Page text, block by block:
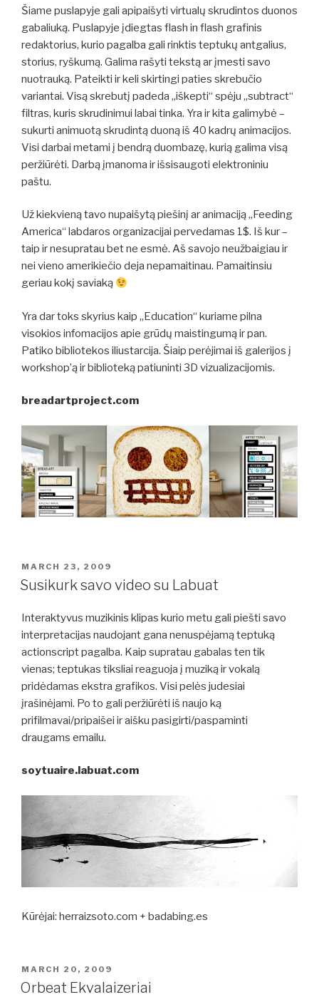
Šiame puslapyje gali apipaišyti virtualų skrudintos duonos
gabaliuką. Puslapyje įdiegtas flash in flash grafinis
redaktorius, kurio pagalba gali rinktis teptukų antgalius,
storius, ryškumą. Galima rašyti tekstą ar įmesti savo
nuotrauką. Pateikti ir keli skirtingi paties skrebučio
variantai. Visą skrebutį padeda „iškepti“ spėju „subtract“
filtras, kuris skrudinimui labai tinka. Yra ir kita galimybė –
sukurti animuotą skrudintą duoną iš 40 kadrų animacijos.
Visi darbai metami į bendrą duombazę, kurią galima visą
peržiūrėti. Darbą įmanoma ir išsisaugoti elektroniniu
paštu.
Už kiekvieną tavo nupaišytą piešinį ar animaciją „Feeding
America“ labdaros organizacijai pervedamas 1$. Iš kur –
taip ir nesupratau bet ne esmė. Aš savojo neužbaigiau ir
nei vieno amerikiečio deja nepamaitinau. Pamaitinsiu
geriau kokį saviaką
Yra dar toks skyrius kaip „Education“ kuriame pilna
visokios infomacijos apie grūdų maistingumą ir pan.
Patiko bibliotekos iliustarcija. Šiaip perėjimai iš galerijos į
workshop’ą ir biblioteką patiuninti 3D vizualizacijomis.
breadartproject.com
POSTED
ON
MARCH 23, 2009
Susikurk savo video su Labuat
Interaktyvus muzikinis klipas kurio metu gali piešti savo
interpretacijas naudojant gana nenuspėjamą teptuką
actionscript pagalba. Kaip supratau gabalas ten tik
vienas; teptukas tiksliai reaguoja į muziką ir vokalą
pridėdamas ekstra grafikos. Visi pelės judesiai
įrašinėjami. Po to gali peržiūrėti iš naujo ką
prifilmavai/pripaišei ir aišku pasigirti/paspaminti
draugams emailu.
soytuaire.labuat.com
Kūrėjai: herraizsoto.com + badabing.es
POSTED
ON
MARCH 20, 2009
Orbeat Ekvalaizeriai